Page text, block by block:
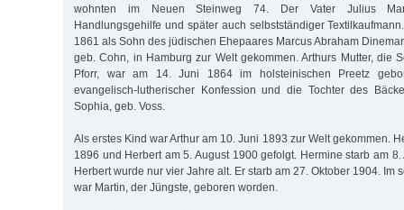
wohnten im Neuen Steinweg 74. Der Vater Julius
Handlungsgehilfe und später auch selbstständiger
1861 als Sohn des jüdischen Ehepaares Marcus Abraham
geb. Cohn, in Hamburg zur Welt gekommen. Arthurs Mutter, die
Pforr, war am 14. Juni 1864 im holsteinischen Preetz
evangelisch-lutherischer Konfession und die Tochter des
Sophia, geb. Voss.
Als erstes Kind war Arthur am 10. Juni 1893 zur Welt gekommen.
1896 und Herbert am 5. August 1900 gefolgt. Hermine starb am
Herbert wurde nur vier Jahre alt. Er starb am 27. Oktober 1904. Im
war Martin, der Jüngste, geboren worden.